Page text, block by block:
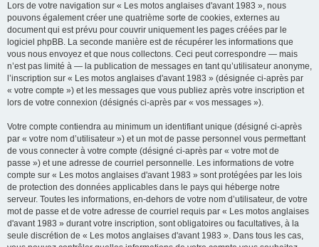
Lors de votre navigation sur « Les motos anglaises d'avant 1983 », nous
pouvons également créer une quatrième sorte de cookies, externes au
document qui est prévu pour couvrir uniquement les pages créées par le
logiciel phpBB. La seconde manière est de récupérer les informations que
vous nous envoyez et que nous collectons. Ceci peut correspondre — mais
n’est pas limité à — la publication de messages en tant qu’utilisateur anonyme,
l’inscription sur « Les motos anglaises d'avant 1983 » (désignée ci-après par
« votre compte ») et les messages que vous publiez après votre inscription et
lors de votre connexion (désignés ci-après par « vos messages »).
Votre compte contiendra au minimum un identifiant unique (désigné ci-après
par « votre nom d’utilisateur ») et un mot de passe personnel vous permettant
de vous connecter à votre compte (désigné ci-après par « votre mot de
passe ») et une adresse de courriel personnelle. Les informations de votre
compte sur « Les motos anglaises d'avant 1983 » sont protégées par les lois
de protection des données applicables dans le pays qui héberge notre
serveur. Toutes les informations, en-dehors de votre nom d’utilisateur, de votre
mot de passe et de votre adresse de courriel requis par « Les motos anglaises
d'avant 1983 » durant votre inscription, sont obligatoires ou facultatives, à la
seule discrétion de « Les motos anglaises d'avant 1983 ». Dans tous les cas,